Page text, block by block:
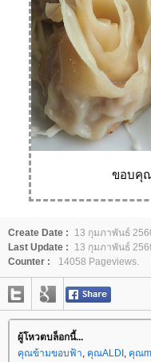
ขอบคุ
Create Date :
13 กุมภาพันธ์
Last Update :
13 กุมภาพันธ์
Counter :
14058 Pageviews.
ผู้โหวตบล็อกนี้...
คุณข้ามขอบฟ้า, คุณALDI, คุณ